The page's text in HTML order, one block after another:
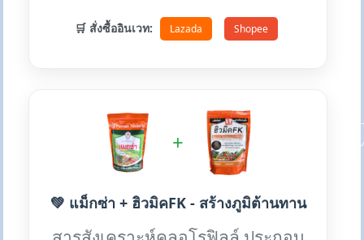
🛒 สั่งซื้ออินเวท: Lazada Shopee
+
💚 แม็กซ่า + ฮิวมิคFK - สร้างภูมิต้านทาน